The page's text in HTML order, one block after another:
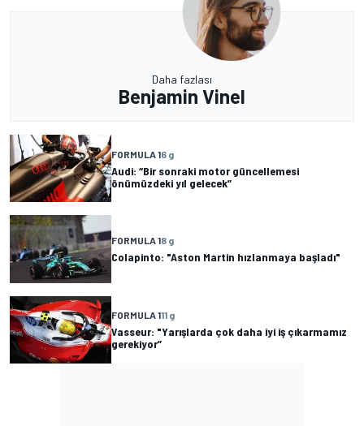
Daha fazlası
Benjamin Vinel
FORMULA 16 g
Audi: “Bir sonraki motor güncellemesi
önümüzdeki yıl gelecek”
FORMULA 18 g
Colapinto: "Aston Martin hızlanmaya başladı"
FORMULA 111 g
Vasseur: "Yarışlarda çok daha iyi iş çıkarmamız
gerekiyor”